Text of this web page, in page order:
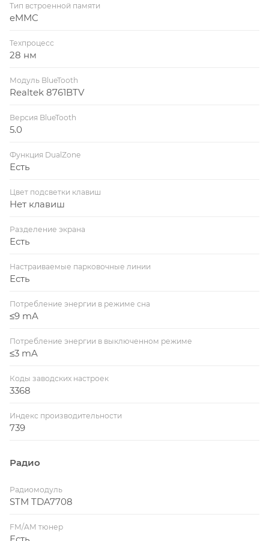
Тип встроенной памяти
eMMC
Техпроцесс
28 нм
Модуль BlueTooth
Realtek 8761BTV
Версия BlueTooth
5.0
Функция DualZone
Есть
Цвет подсветки клавиш
Нет клавиш
Разделение экрана
Есть
Настраиваемые парковочные линии
Есть
Потребление энергии в режиме сна
≤9 mA
Потребление энергии в выключенном режиме
≤3 mA
Коды заводских настроек
3368
Индекс производительности
739
Радио
Радиомодуль
STM TDA7708
FM/AM тюнер